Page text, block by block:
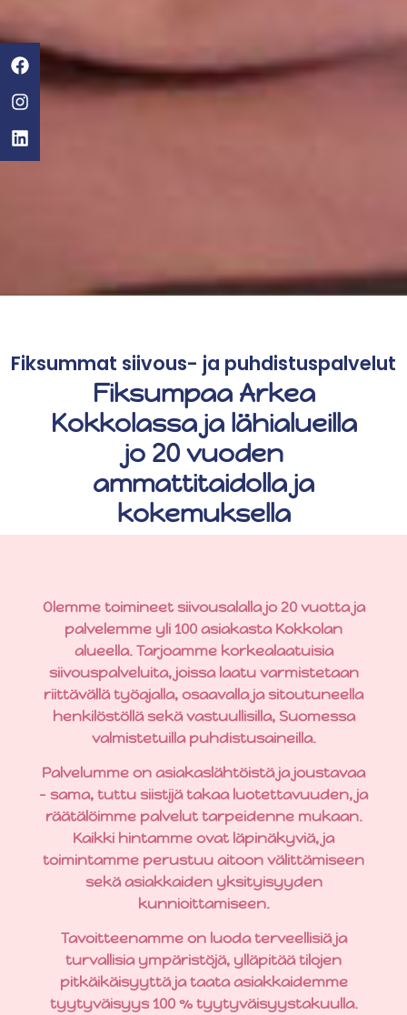
Fiksummat siivous- ja puhdistuspalvelut
Fiksumpaa Arkea
Kokkolassa ja lähialueilla
jo 20 vuoden
ammattitaidolla ja
kokemuksella
Olemme toimineet siivousalalla jo 20 vuotta ja
palvelemme yli 100 asiakasta Kokkolan
alueella. Tarjoamme korkealaatuisia
siivouspalveluita, joissa laatu varmistetaan
riittävällä työajalla, osaavalla ja sitoutuneella
henkilöstöllä sekä vastuullisilla, Suomessa
valmistetuilla puhdistusaineilla.
Palvelumme on asiakaslähtöistä ja joustavaa
– sama, tuttu siistijä takaa luotettavuuden, ja
räätälöimme palvelut tarpeidenne mukaan.
Kaikki hintamme ovat läpinäkyviä, ja
toimintamme perustuu aitoon välittämiseen
sekä asiakkaiden yksityisyyden
kunnioittamiseen.
Tavoitteenamme on luoda terveellisiä ja
turvallisia ympäristöjä, ylläpitää tilojen
pitkäikäisyyttä ja taata asiakkaidemme
tyytyväisyys 100 % tyytyväisyystakuulla.